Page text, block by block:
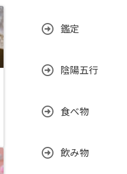
鑑定
陰陽五行
食べ物
飲み物